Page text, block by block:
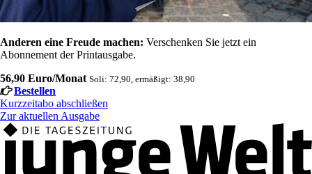
Anderen eine Freude machen: Verschenken Sie jetzt ein
Abonnement der Printausgabe.
56,90 Euro/Monat Soli: 72,90, ermäßigt: 38,90
Bestellen
Kurzzeitabo abschließen
Zur aktuellen Ausgabe